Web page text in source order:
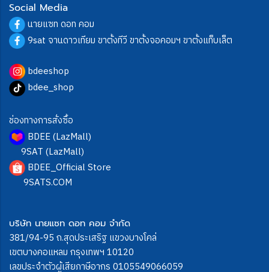
Social Media
นายแซท ดอท คอม
9sat จานดาวเทียม ขาตั้งทีวี ขาตั้งจอคอมฯ ขาตั้งแท็บเล็ต
bdeeshop
bdee_shop
ช่องทางการสั่งซื้อ
BDEE (LazMall)
9SAT (LazMall)
BDEE_Official Store
9SATS.COM
บริษัท นายแซท ดอท คอม จำกัด
381/94-95 ถ.สุดประเสริฐ แขวงบางโคล่
เขตบางคอแหลม กรุงเทพฯ 10120
เลขประจำตัวผู้เสียภาษีอากร 0105549066059